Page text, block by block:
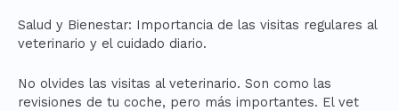
Salud y Bienestar: Importancia de las visitas regulares al
veterinario y el cuidado diario.
No olvides las visitas al veterinario. Son como las
revisiones de tu coche, pero más importantes. El vet